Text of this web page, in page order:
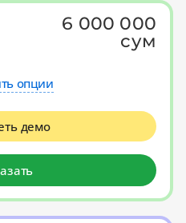
6 000 000
сум
опции
демо